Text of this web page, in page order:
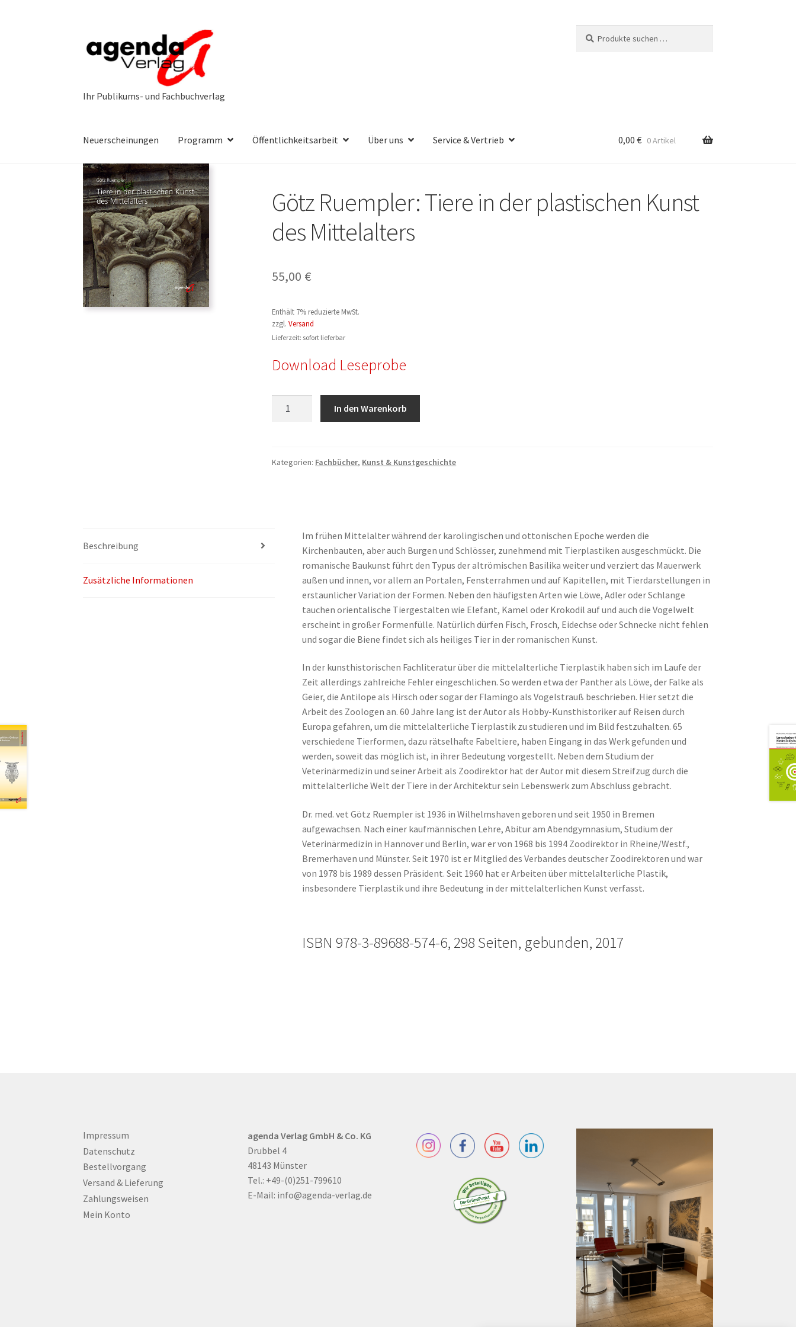
Navigation
springen
Inhalt
springen
nach:
Neuerscheinungen Programm Öffentlichkeitsarbeit Über uns Service & Vertrieb 0,00€ 0 Artikel
Götz Ruempler: Tiere in der plastischen Kunst
des Mittelalters
55,00 €
Enthält 7% reduzierte MwSt.
zzgl.Versand
Lieferzeit: sofort lieferbar
Download Leseprobe
der
In den Warenkorb
Kategorien: Fachbücher, Kunst & Kunstgeschichte
Beschreibung
Zusätzliche Informationen
Im frühen Mittelalter während der karolingischen und ottonischen Epoche werden die
Kirchenbauten, aber auch Burgen und Schlösser, zunehmend mit Tierplastiken ausgeschmückt. Die
romanische Baukunst führt den Typus der altrömischen Basilika weiter und verziert das Mauerwerk
außen und innen, vor allem an Portalen, Fensterrahmen und auf Kapitellen, mit Tierdarstellungen in
erstaunlicher Variation der Formen. Neben den häufigsten Arten wie Löwe, Adler oder Schlange
tauchen orientalische Tiergestalten wie Elefant, Kamel oder Krokodil auf und auch die Vogelwelt
erscheint in großer Formenfülle. Natürlich dürfen Fisch, Frosch, Eidechse oder Schnecke nicht fehlen
und sogar die Biene findet sich als heiliges Tier in der romanischen Kunst.
In der kunsthistorischen Fachliteratur über die mittelalterliche Tierplastik haben sich im Laufe der
Zeit allerdings zahlreiche Fehler eingeschlichen. So werden etwa der Panther als Löwe, der Falke als
Geier, die Antilope als Hirsch oder sogar der Flamingo als Vogelstrauß beschrieben. Hier setzt die
Arbeit des Zoologen an. 60 Jahre lang ist der Autor als Hobby-Kunsthistoriker auf Reisen durch
Europa gefahren, um die mittelalterliche Tierplastik zu studieren und im Bild festzuhalten. 65
verschiedene Tierformen, dazu rätselhafte Fabeltiere, haben Eingang in das Werk gefunden und
werden, soweit das möglich ist, in ihrer Bedeutung vorgestellt. Neben dem Studium der
Veterinärmedizin und seiner Arbeit als Zoodirektor hat der Autor mit diesem Streifzug durch die
mittelalterliche Welt der Tiere in der Architektur sein Lebenswerk zum Abschluss gebracht.
Dr. med. vet Götz Ruempler ist 1936 in Wilhelmshaven geboren und seit 1950 in Bremen
aufgewachsen. Nach einer kaufmännischen Lehre, Abitur am Abendgymnasium, Studium der
Veterinärmedizin in Hannover und Berlin, war er von 1968 bis 1994 Zoodirektor in Rheine/Westf.,
Bremerhaven und Münster. Seit 1970 ist er Mitglied des Verbandes deutscher Zoodirektoren und war
von 1978 bis 1989 dessen Präsident. Seit 1960 hat er Arbeiten über mittelalterliche Plastik,
insbesondere Tierplastik und ihre Bedeutung in der mittelalterlichen Kunst verfasst.
ISBN 978-3-89688-574-6, 298 Seiten, gebunden, 2017
Impressum
Datenschutz
Bestellvorgang
Versand & Lieferung
Zahlungsweisen
Mein Konto
agenda Verlag GmbH & Co. KG
Drubbel 4
48143 Münster
Tel.: +49-(0)251-799610
E-Mail: info@agenda-verlag.de